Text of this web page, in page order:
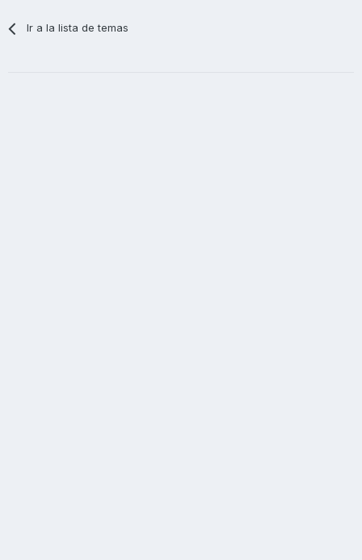
Ir a la lista de temas